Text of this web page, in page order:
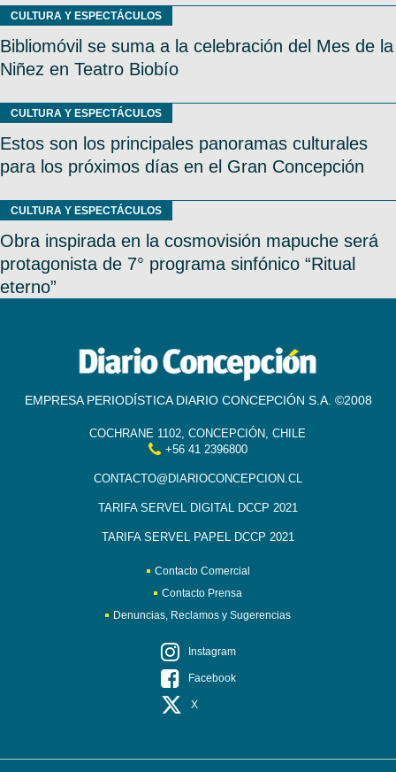
CULTURA Y ESPECTÁCULOS
Bibliomóvil se suma a la celebración del Mes de la
Niñez en Teatro Biobío
CULTURA Y ESPECTÁCULOS
Estos son los principales panoramas culturales
para los próximos días en el Gran Concepción
CULTURA Y ESPECTÁCULOS
Obra inspirada en la cosmovisión mapuche será
protagonista de 7° programa sinfónico “Ritual
eterno”
EMPRESA PERIODÍSTICA DIARIO CONCEPCIÓN S.A. ©2008
COCHRANE 1102, CONCEPCIÓN, CHILE
+56 41 2396800
CONTACTO@DIARIOCONCEPCION.CL
TARIFA SERVEL DIGITAL DCCP 2021
TARIFA SERVEL PAPEL DCCP 2021
Contacto Comercial
Contacto Prensa
Denuncias, Reclamos y Sugerencias
Instagram
Facebook
X